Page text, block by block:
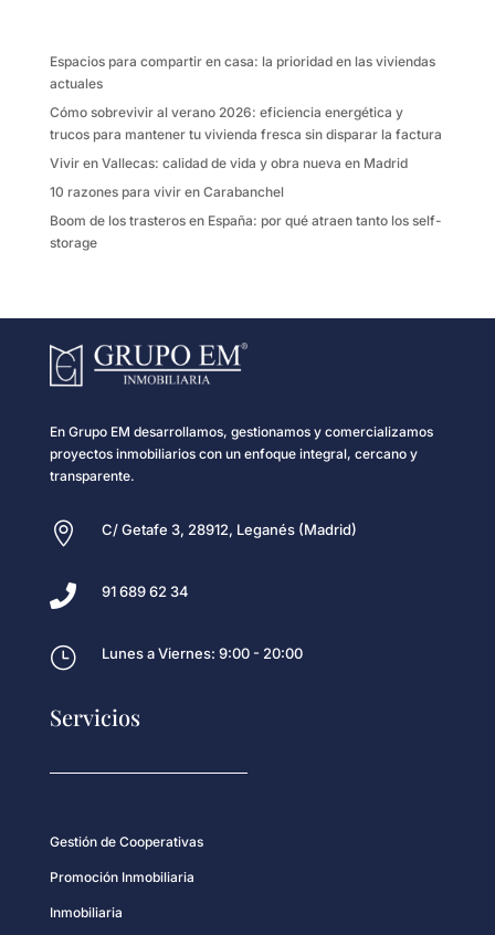
k
i
Espacios para compartir en casa: la prioridad en las viviendas
actuales
Cómo sobrevivir al verano 2026: eficiencia energética y
trucos para mantener tu vivienda fresca sin disparar la factura
Vivir en Vallecas: calidad de vida y obra nueva en Madrid
10 razones para vivir en Carabanchel
Boom de los trasteros en España: por qué atraen tanto los self-
storage
En Grupo EM desarrollamos, gestionamos y comercializamos
proyectos inmobiliarios con un enfoque integral, cercano y
transparente.
 C/ Getafe 3, 28912, Leganés (Madrid)
 91 689 62 34
} Lunes a Viernes: 9:00 - 20:00
Servicios
Gestión de Cooperativas
Promoción Inmobiliaria
Inmobiliaria